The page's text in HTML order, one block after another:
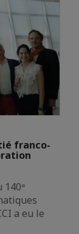
franco-
140ᵉ
a eu le